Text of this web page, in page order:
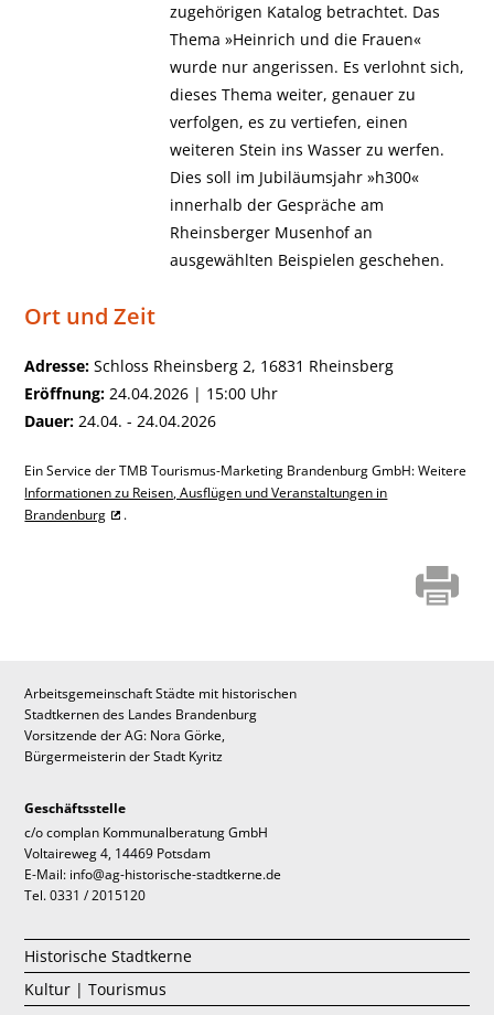
zugehörigen Katalog betrachtet. Das
Thema »Heinrich und die Frauen«
wurde nur angerissen. Es verlohnt sich,
dieses Thema weiter, genauer zu
verfolgen, es zu vertiefen, einen
weiteren Stein ins Wasser zu werfen.
Dies soll im Jubiläumsjahr »h300«
innerhalb der Gespräche am
Rheinsberger Musenhof an
ausgewählten Beispielen geschehen.
Ort und Zeit
Adresse: Schloss Rheinsberg 2, 16831 Rheinsberg
Eröffnung: 24.04.2026 | 15:00 Uhr
Dauer: 24.04. - 24.04.2026
Ein Service der TMB Tourismus-Marketing Brandenburg GmbH: Weitere
Informationen zu Reisen, Ausflügen und Veranstaltungen in
Brandenburg
.
Arbeitsgemeinschaft Städte mit historischen
Stadtkernen des Landes Brandenburg
Vorsitzende der AG: Nora Görke,
Bürgermeisterin der Stadt Kyritz
Geschäftsstelle
c/o complan Kommunalberatung GmbH
Voltaireweg 4, 14469 Potsdam
E-Mail: info@ag-historische-stadtkerne.de
Tel. 0331 / 2015120
Historische Stadtkerne
Kultur | Tourismus